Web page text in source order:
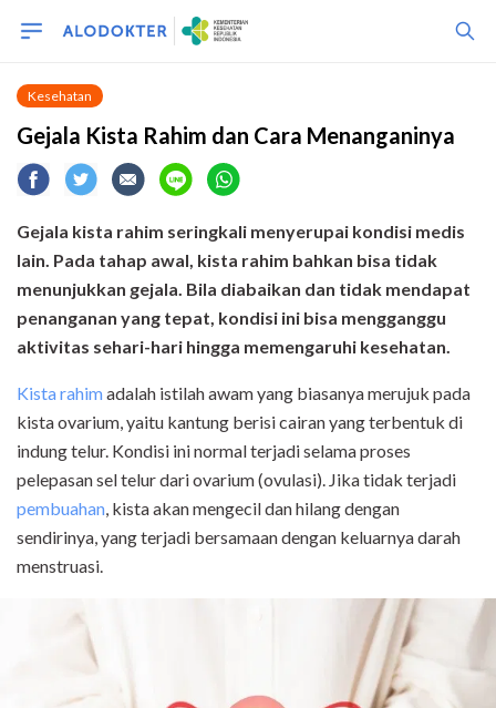
Kesehatan
Gejala Kista Rahim dan Cara Menanganinya
Gejala kista rahim seringkali menyerupai kondisi medis
lain. Pada tahap awal, kista rahim bahkan bisa tidak
menunjukkan gejala. Bila diabaikan dan tidak mendapat
penanganan yang tepat, kondisi ini bisa mengganggu
aktivitas sehari-hari hingga memengaruhi kesehatan.
Kista rahimadalah istilah awam yang biasanya merujuk pada
kista ovarium, yaitu kantung berisi cairan yang terbentuk di
indung telur. Kondisi ini normal terjadi selama proses
pelepasan sel telur dari ovarium (ovulasi). Jika tidak terjadi
pembuahan, kista akan mengecil dan hilang dengan
sendirinya, yang terjadi bersamaan dengan keluarnya darah
menstruasi.